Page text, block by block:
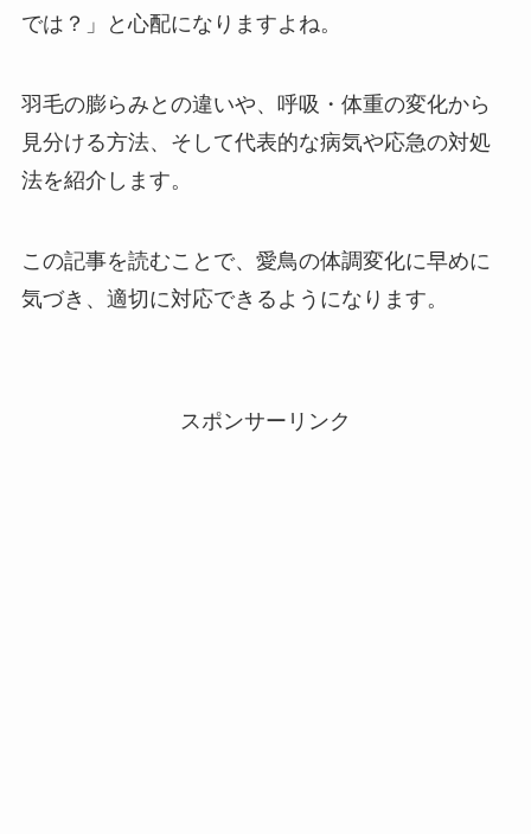
では？」と心配になりますよね。
羽毛の膨らみとの違いや、呼吸・体重の変化から
見分ける方法、そして代表的な病気や応急の対処
法を紹介します。
この記事を読むことで、愛鳥の体調変化に早めに
気づき、適切に対応できるようになります。
スポンサーリンク